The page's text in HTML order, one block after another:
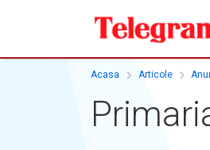
Acasa Articole